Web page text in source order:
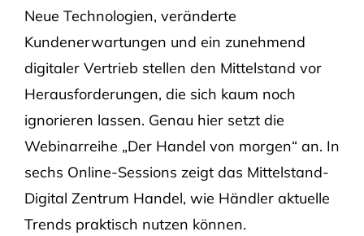
Neue Technologien, veränderte
Kundenerwartungen und ein zunehmend
digitaler Vertrieb stellen den Mittelstand vor
Herausforderungen, die sich kaum noch
ignorieren lassen. Genau hier setzt die
Webinarreihe „Der Handel von morgen“ an. In
sechs Online-Sessions zeigt das Mittelstand-
Digital Zentrum Handel, wie Händler aktuelle
Trends praktisch nutzen können.